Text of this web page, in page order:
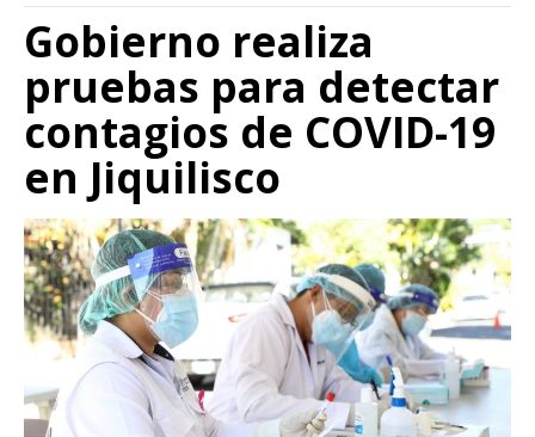
Gobierno realiza
pruebas para detectar
contagios de COVID-19
en Jiquilisco